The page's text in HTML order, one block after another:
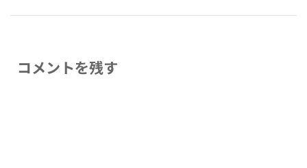
コメントを残す